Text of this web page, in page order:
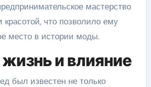
мастерство
красотой, что позволило ему
место в истории моды.
и влияние
был известен не только